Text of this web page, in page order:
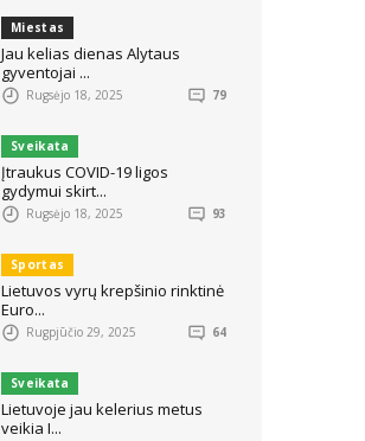
Miestas
Jau kelias dienas Alytaus
gyventojai ...
Rugsėjo 18, 2025 79
Sveikata
Įtraukus COVID-19 ligos
gydymui skirt...
Rugsėjo 18, 2025 93
Sportas
Lietuvos vyrų krepšinio rinktinė
Euro...
Rugpjūčio 29, 2025 64
Sveikata
Lietuvoje jau kelerius metus
veikia I...